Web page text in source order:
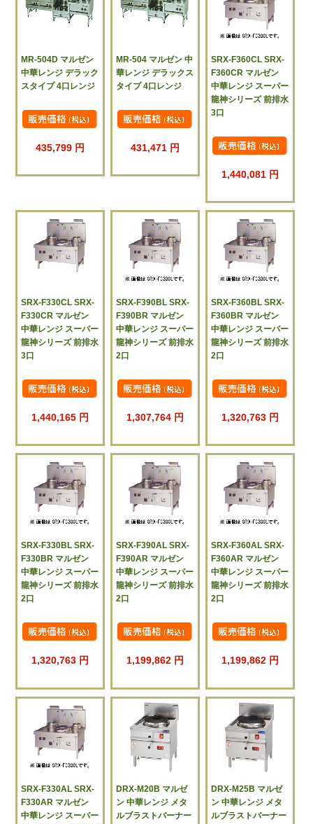
MR-504D マルゼン
中華レンジ デラック
スタイプ 4口レンジ
435,799 円
MR-504 マルゼン 中
華レンジ デラックス
タイプ 4口レンジ
431,471 円
SRX-F360CL SRX-
F360CR マルゼン
中華レンジ スーパー
龍神シリーズ 前排水
3口
1,440,081 円
SRX-F330CL SRX-
F330CR マルゼン
中華レンジ スーパー
龍神シリーズ 前排水
3口
1,440,165 円
SRX-F390BL SRX-
F390BR マルゼン
中華レンジ スーパー
龍神シリーズ 前排水
2口
1,307,764 円
SRX-F360BL SRX-
F360BR マルゼン
中華レンジ スーパー
龍神シリーズ 前排水
2口
1,320,763 円
SRX-F330BL SRX-
F330BR マルゼン
中華レンジ スーパー
龍神シリーズ 前排水
2口
1,320,763 円
SRX-F390AL SRX-
F390AR マルゼン
中華レンジ スーパー
龍神シリーズ 前排水
2口
1,199,862 円
SRX-F360AL SRX-
F360AR マルゼン
中華レンジ スーパー
龍神シリーズ 前排水
2口
1,199,862 円
SRX-F330AL SRX-
F330AR マルゼン
中華レンジ スーパー
DRX-M20B マルゼ
ン 中華レンジ メタ
ルブラストバーナー
DRX-M25B マルゼ
ン 中華レンジ メタ
ルブラストバーナー